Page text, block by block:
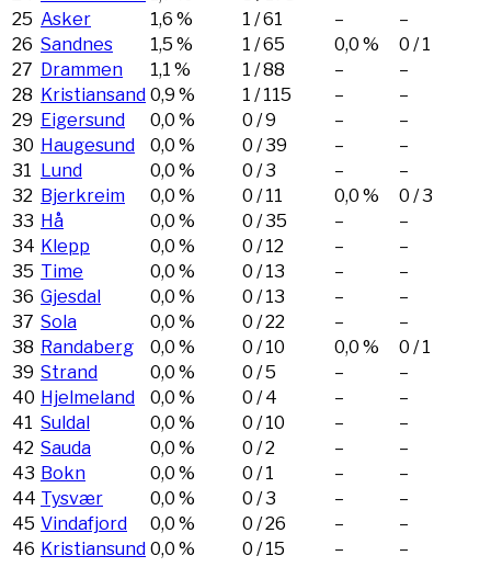
25 Asker 1,6 % 1 /61 –
–
26 Sandnes 1,5 % 1 /65 0,0 % 0 / 1
27 Drammen 1,1 % 1 /88 –
–
28 Kristiansand 0,9 % 1 / 115 –
–
29 Eigersund 0,0 % 0 /9 –
–
30 Haugesund 0,0 % 0 /39 –
–
31
Lund 0,0 % 0 /3 –
–
32 Bjerkreim 0,0 % 0 / 11 0,0 % 0 /3
33 Hå 0,0 % 0 /35 –
–
34 Klepp 0,0 % 0 / 12 –
–
35 Time 0,0 % 0 / 13 –
–
36 Gjesdal 0,0 % 0 / 13 –
–
37 Sola 0,0 % 0 /22 –
–
38 Randaberg 0,0 % 0 / 10 0,0 % 0 / 1
39 Strand 0,0 % 0 /5 –
–
40 Hjelmeland 0,0 % 0 / 4 –
–
41 Suldal 0,0 % 0 / 10 –
–
42 Sauda 0,0 % 0 /2 –
–
43 Bokn 0,0 % 0 / 1 –
–
44 Tysvær 0,0 % 0 /3 –
–
45 Vindafjord 0,0 % 0 /26 –
–
46 Kristiansund 0,0 % 0 / 15 –
–